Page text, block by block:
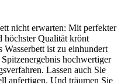
nicht erwarten: Mit perfekter
höchster Qualität krönt
ist zu einhundert
hochwertiger
Lassen auch Sie
anfertigen. Und träumen Sie